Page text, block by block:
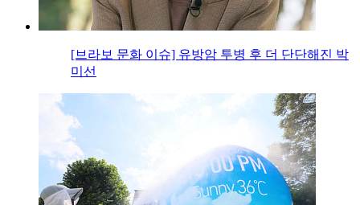
[브라보 문화 이슈] 유방암 투병 후 더 단단해진 박
미선